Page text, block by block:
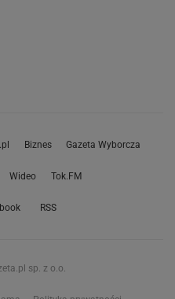
Biznes Gazeta Wyborcza
Wideo Tok.FM
RSS
sp. z o.o.